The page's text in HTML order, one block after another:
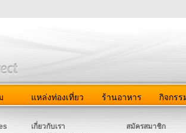
แหล่งท่องเที่ยว ร้านอาหาร กิจกรร
เกี่ยวกับเรา
สมัครสมาชิก